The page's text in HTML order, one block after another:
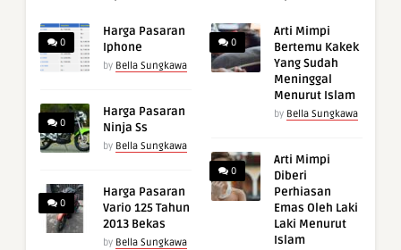
0
Harga Pasaran
Iphone
by Bella Sungkawa
0
Harga Pasaran
Ninja Ss
by Bella Sungkawa
0
Harga Pasaran
Vario 125 Tahun
2013 Bekas
by Bella Sungkawa
0
Arti Mimpi
Bertemu Kakek
Yang Sudah
Meninggal
Menurut Islam
by Bella Sungkawa
0
Arti Mimpi
Diberi
Perhiasan
Emas Oleh Laki
Laki Menurut
Islam